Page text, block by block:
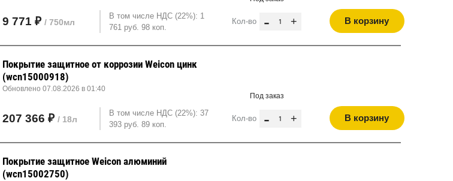
9 771 ₽/ 750мл
В том числе НДС (22%): 1
761 руб. 98 коп.
Кол-во - + В корзину
Покрытие защитное от коррозии Weicon цинк
(wcn15000918)
Обновлено 07.08.2026 в 01:40
207 366 ₽/ 18л
В том числе НДС (22%): 37
393 руб. 89 коп.
Под заказ
Кол-во - + В корзину
Покрытие защитное Weicon алюминий
(wcn15002750)